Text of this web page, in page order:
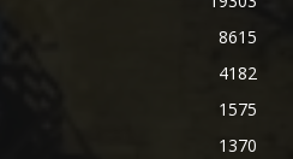
8615
4182
1575
1370